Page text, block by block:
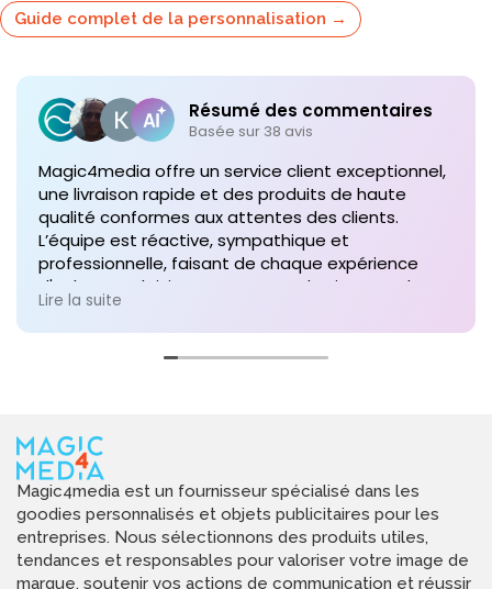
Guide complet de la personnalisation →
Résumé des commentaires
Basée sur 38 avis
Magic4media offre un service client exceptionnel,
une livraison rapide et des produits de haute
qualité conformes aux attentes des clients.
L’équipe est réactive, sympathique et
professionnelle, faisant de chaque expérience
d'achat un plaisir. Je recommande vivement leurs
services pour toute commande future de produits
personnalisés !
Lire la suite
Magic4media est un fournisseur spécialisé dans les
goodies personnalisés et objets publicitaires pour les
entreprises. Nous sélectionnons des produits utiles,
tendances et responsables pour valoriser votre image de
marque, soutenir vos actions de communication et réussir